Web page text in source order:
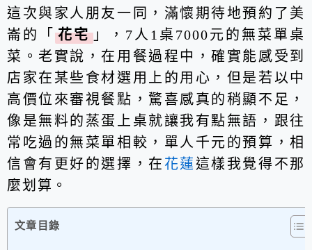
這次與家人朋友一同，滿懷期待地預約了美
崙的「花宅」，7人1桌7000元的無菜單桌
菜。老實說，在用餐過程中，確實能感受到
店家在某些食材選用上的用心，但是若以中
高價位來審視餐點，驚喜感真的稍顯不足，
像是無料的蒸蛋上桌就讓我有點無語，跟往
常吃過的無菜單相較，單人千元的預算，相
信會有更好的選擇，在 花蓮這樣我覺得不那
麼划算。
文章目錄